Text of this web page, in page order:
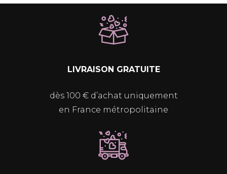
LIVRAISON GRATUITE
dès 100 € d’achat uniquement
en France métropolitaine